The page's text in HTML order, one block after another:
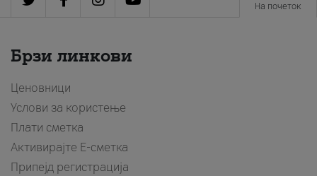
На почеток
Брзи линкови
Ценовници
Услови за користење
Плати сметка
Активирајте Е-сметка
Припејд регистрација